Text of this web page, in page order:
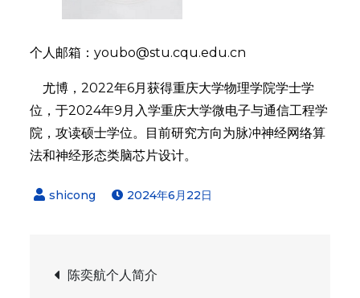
个人邮箱：youbo@stu.cqu.edu.cn
尤博，2022年6月获得重庆大学物理学院学士学
位，于2024年9月入学重庆大学微电子与通信工程学
院，攻读硕士学位。目前研究方向为脉冲神经网络算
法和神经形态类脑芯片设计。
2024年6月22日
文
陈奕航个人简介